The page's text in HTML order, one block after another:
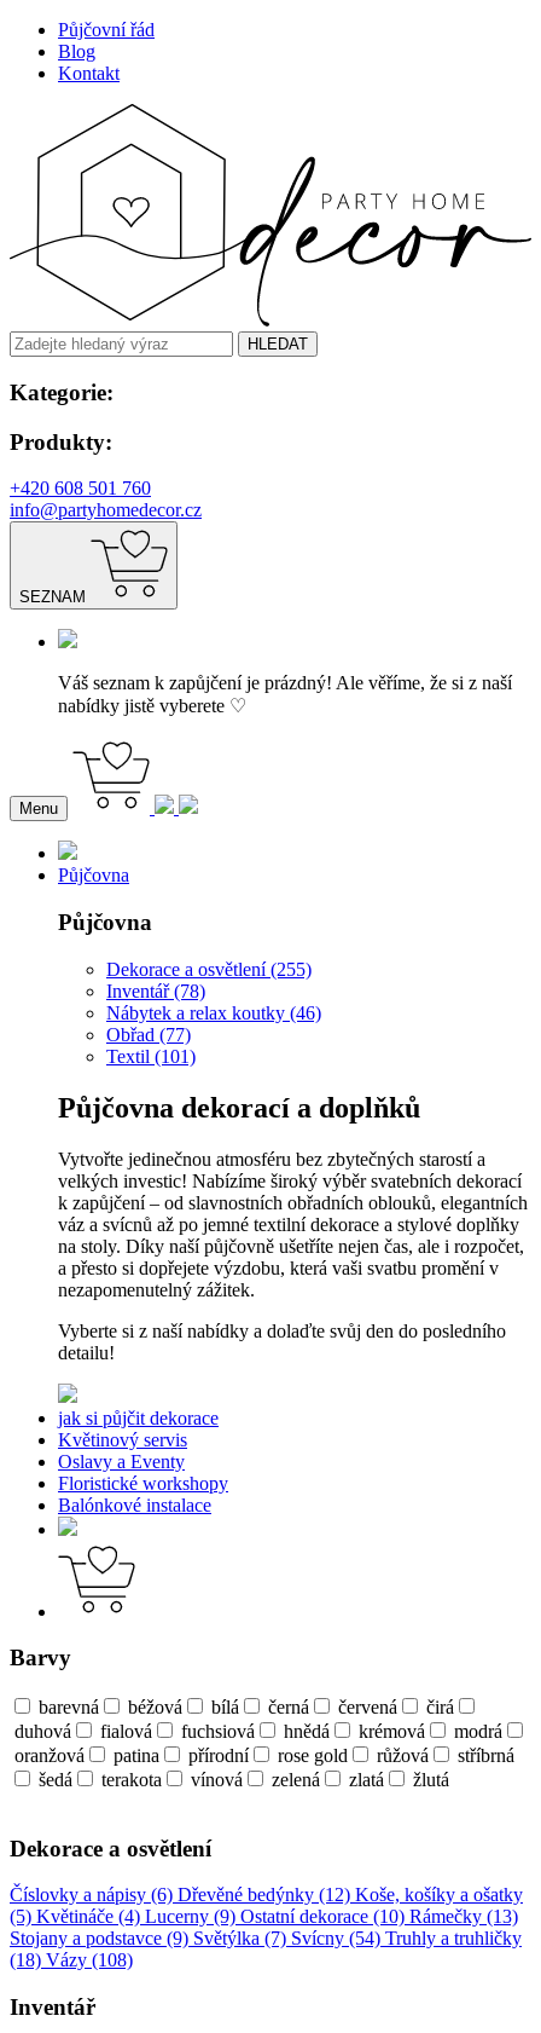
Půjčovní řád
Blog
Kontakt
HLEDAT
Kategorie:
Produkty:
+420 608 501 760
info@partyhomedecor.cz
SEZNAM
Váš seznam k zapůjčení je prázdný! Ale věříme, že si z naší
nabídky jistě vyberete ♡
Menu
Půjčovna
Půjčovna
Dekorace a osvětlení (255)
Inventář (78)
Nábytek a relax koutky (46)
Obřad (77)
Textil (101)
Půjčovna dekorací a doplňků
Vytvořte jedinečnou atmosféru bez zbytečných starostí a
velkých investic! Nabízíme široký výběr svatebních dekorací
k zapůjčení – od slavnostních obřadních oblouků, elegantních
váz a svícnů až po jemné textilní dekorace a stylové doplňky
na stoly. Díky naší půjčovně ušetříte nejen čas, ale i rozpočet,
a přesto si dopřejete výzdobu, která vaši svatbu promění v
nezapomenutelný zážitek.
Vyberte si z naší nabídky a dolaďte svůj den do posledního
detailu!
jak si půjčit dekorace
Květinový servis
Oslavy a Eventy
Floristické workshopy
Balónkové instalace
Barvy
barevná béžová bílá černá červená
čirá
duhová
fialová fuchsiová hnědá krémová
modrá
oranžová
patina přírodní rose gold růžová
stříbrná
šedá
terakota vínová zelená zlatá žlutá
Dekorace a osvětlení
Číslovky a nápisy (6) Dřevěné bedýnky (12) Koše, košíky a ošatky
(5) Květináče (4) Lucerny (9) Ostatní dekorace (10) Rámečky (13)
Stojany a podstavce (9) Světýlka (7) Svícny (54) Truhly a truhličky
(18) Vázy (108)
Inventář